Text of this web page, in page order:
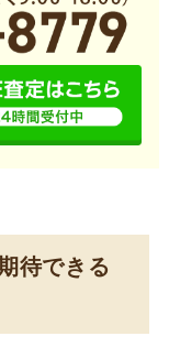
待できる